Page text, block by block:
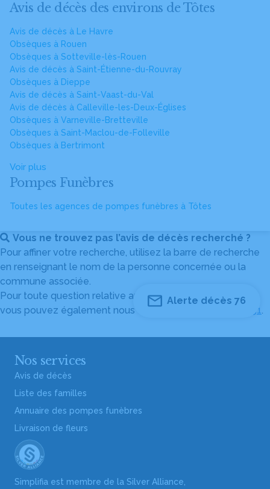
Avis de décès des environs de Tôtes
Avis de décès à Le Havre
Obsèques à Rouen
Obsèques à Sotteville-lès-Rouen
Avis de décès à Saint-Étienne-du-Rouvray
Obsèques à Dieppe
Avis de décès à Saint-Vaast-du-Val
Avis de décès à Calleville-les-Deux-Églises
Obsèques à Varneville-Bretteville
Obsèques à Saint-Maclou-de-Folleville
Obsèques à Bertrimont
Voir plus
Pompes Funèbres
Toutes les agences de pompes funèbres à Tôtes
Vous ne trouvez pas l’avis de décès recherché ?
Pour affiner votre recherche, utilisez la barre de recherche
en renseignant le nom de la personne concernée ou la
commune associée.
Pour toute question relative au fonctionnement du site,
vous pouvez également nous contacter au
04 82 53 51 51.
Alerte décès 76
Nos services
Avis de décès
Liste des familles
Annuaire des pompes funèbres
Livraison de fleurs
Simplifia est membre de la Silver Alliance,